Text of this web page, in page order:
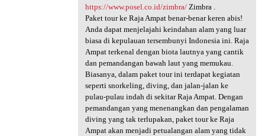
https://www.posel.co.id/zimbra/Zimbra .
Paket tour ke Raja Ampat benar-benar keren abis!
Anda dapat menjelajahi keindahan alam yang luar
biasa di kepulauan tersembunyi Indonesia ini. Raja
Ampat terkenal dengan biota lautnya yang cantik
dan pemandangan bawah laut yang memukau.
Biasanya, dalam paket tour ini terdapat kegiatan
seperti snorkeling, diving, dan jalan-jalan ke
pulau-pulau indah di sekitar Raja Ampat. Dengan
pemandangan yang menenangkan dan pengalaman
diving yang tak terlupakan, paket tour ke Raja
Ampat akan menjadi petualangan alam yang tidak